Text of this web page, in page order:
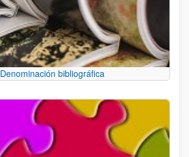
Denominación bibliográfica